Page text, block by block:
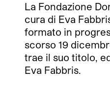
La Fondazione
cura di Eva
formato in
scorso 19
trae il suo titolo,
Eva Fabbris.